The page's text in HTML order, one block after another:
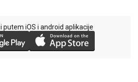
putem iOS i android aplikacije